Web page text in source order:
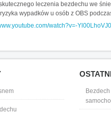
leczenia bezdechu we
wypadków u osób z OBS
watch?v=-Yl00LhoVJ0